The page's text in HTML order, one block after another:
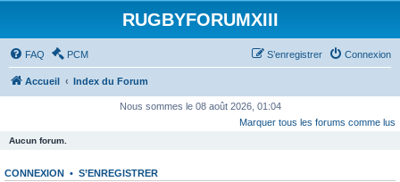
RUGBYFORUMXIII
FAQ PCM Connexion
S’enregistrer
Accueil Index du Forum
Nous sommes le 08 août 2026, 01:04
Marquer tous les forums comme lus
Aucun forum.
CONNEXION • S’ENREGISTRER